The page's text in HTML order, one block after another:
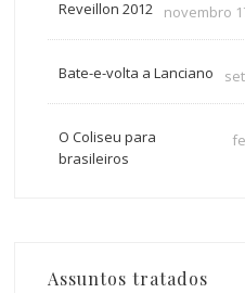
Reveillon 2012 novembro
Bate-e-volta a Lanciano
O Coliseu para
brasileiros
Assuntos tratados